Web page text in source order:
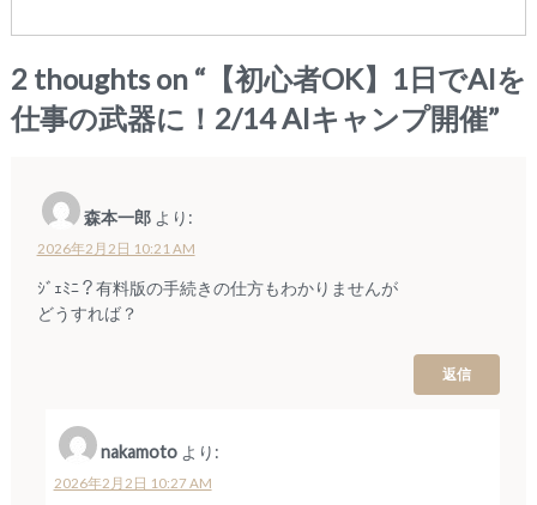
2 thoughts on “【初心者OK】1日でAIを
仕事の武器に！2/14 AIキャンプ開催”
森本一郎 より:
2026年2月2日 10:21 AM
ｼﾞｪﾐﾆ？有料版の手続きの仕方もわかりませんが
どうすれば？
返信
nakamoto より:
2026年2月2日 10:27 AM